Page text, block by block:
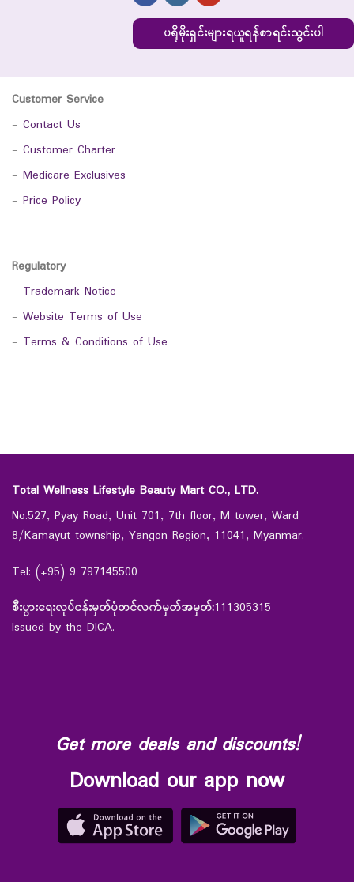
ပရိုမိုးရှင်းများရယူရန်စာရင်းသွင်းပါ
Customer Service
- Contact Us
- Customer Charter
- Medicare Exclusives
- Price Policy
Regulatory
- Trademark Notice
- Website Terms of Use
- Terms & Conditions of Use
Total Wellness Lifestyle Beauty Mart CO., LTD.
No.527, Pyay Road, Unit 701, 7th floor, M tower, Ward
8/Kamayut township, Yangon Region, 11041, Myanmar.
Tel: (+95) 9 797145500
စီးပွားရေးလုပ်ငန်းမှတ်ပုံတင်လက်မှတ်အမှတ်:111305315
Issued by the DICA.
Get more deals and discounts!
Download our app now